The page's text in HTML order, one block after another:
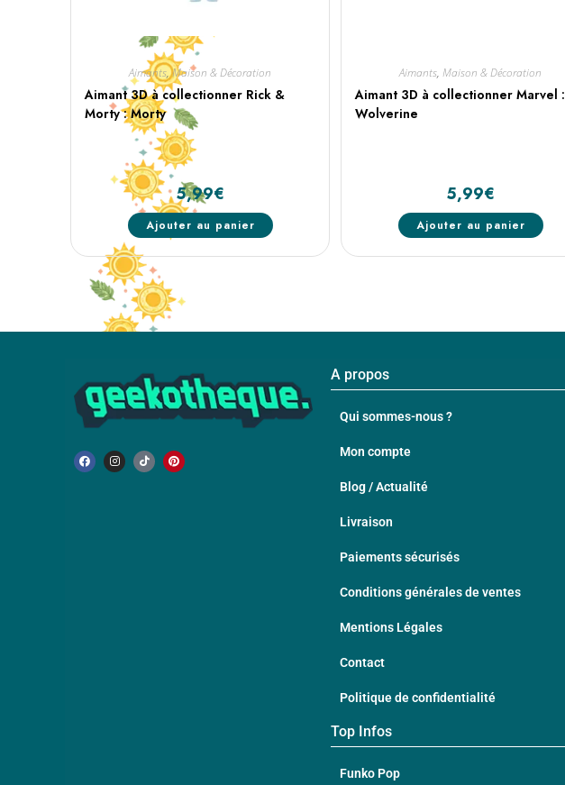
Aimants,Maison & Décoration
Aimant 3D à collectionner Rick &
Morty : Morty
5,99€
Ajouter au panier
Aimants, Maison & Décoration
Aimant 3D à collectionner Marvel :
Wolverine
5,99€
Ajouter au panier
A propos
Qui sommes-nous ?
Mon compte
Blog / Actualité
Livraison
Paiements sécurisés
Conditions générales de ventes
Mentions Légales
Contact
Politique de confidentialité
Top Infos
Funko Pop